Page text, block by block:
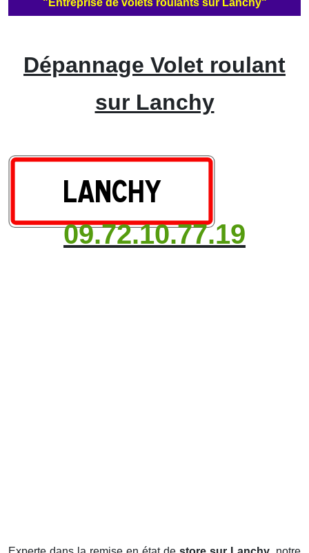
"Entreprise de volets roulants sur Lanchy"
Dépannage Volet roulant
sur Lanchy
09.72.10.77.19